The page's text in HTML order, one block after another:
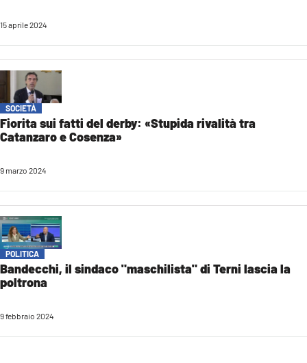
15 aprile 2024
SOCIETÀ
Fiorita sui fatti del derby: «Stupida rivalità tra
Catanzaro e Cosenza»
9 marzo 2024
POLITICA
Bandecchi, il sindaco "maschilista" di Terni lascia la
poltrona
9 febbraio 2024